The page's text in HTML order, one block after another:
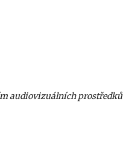
audiovizuálních prostředků